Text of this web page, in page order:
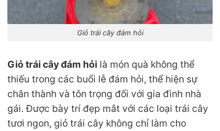
Giỏ trái cây đám hỏi
Giỏ trái cây đám hỏi là món quà không thể
thiếu trong các buổi lễ đám hỏi, thể hiện sự
chân thành và tôn trọng đối với gia đình nhà
gái. Được bày trí đẹp mắt với các loại trái cây
tươi ngon, giỏ trái cây không chỉ làm cho